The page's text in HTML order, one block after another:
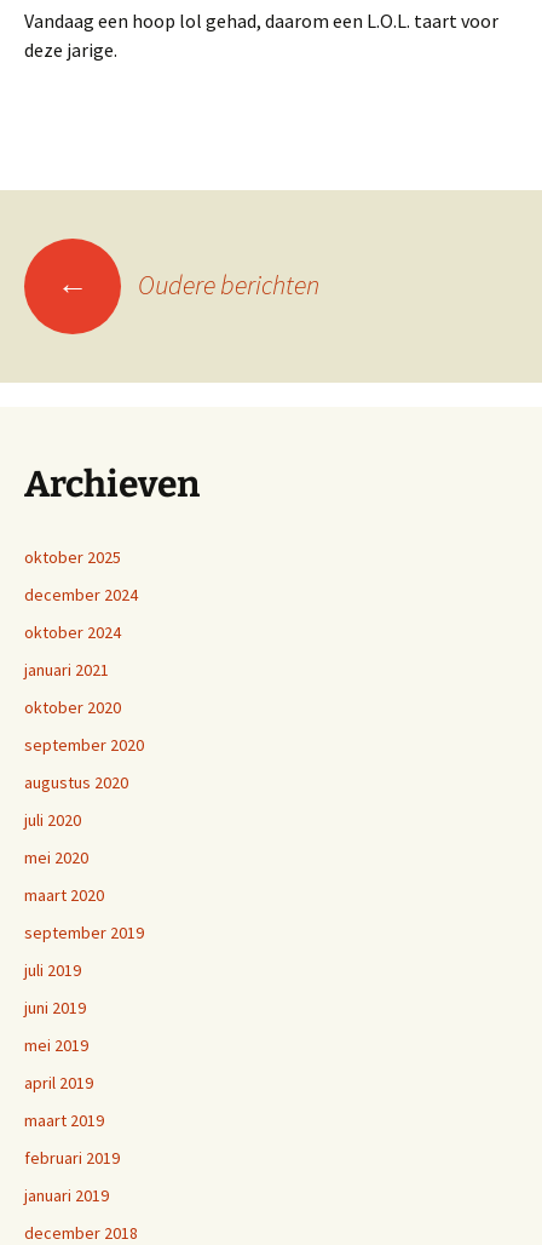
Vandaag een hoop lol gehad, daarom een L.O.L. taart voor
deze jarige.
Berichtennavigatie
← Oudere berichten
Archieven
oktober 2025
december 2024
oktober 2024
januari 2021
oktober 2020
september 2020
augustus 2020
juli 2020
mei 2020
maart 2020
september 2019
juli 2019
juni 2019
mei 2019
april 2019
maart 2019
februari 2019
januari 2019
december 2018